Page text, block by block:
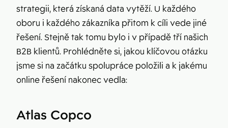
strategii, která získaná data vytěží. U každého
oboru i každého zákazníka přitom k cíli vede jiné
řešení. Stejně tak tomu bylo i v případě tří našich
B2B klientů. Prohlédněte si, jakou klíčovou otázku
jsme si na začátku spolupráce položili a k jakému
online řešení nakonec vedla:
Atlas Copco